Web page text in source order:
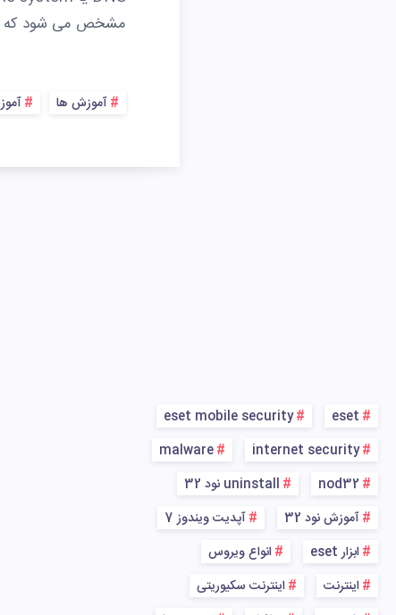
مشخص می شود که
آموزش ها
eset
eset mobile security
internet security
malware
nod32
uninstall نود 32
آموزش نود 32
آپدیت ویندوز 7
ابزار eset
انواع ویروس
اینترنت
اینترنت سکیوریتی